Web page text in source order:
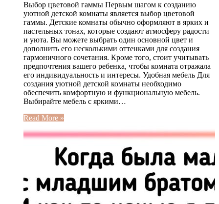
Выбор цветовой гаммы Первым шагом к созданию
уютной детской комнаты является выбор цветовой
гаммы. Детские комнаты обычно оформляют в ярких и
пастельных тонах, которые создают атмосферу радости
и уюта. Вы можете выбрать один основной цвет и
дополнить его несколькими оттенками для создания
гармоничного сочетания. Кроме того, стоит учитывать
предпочтения вашего ребенка, чтобы комната отражала
его индивидуальность и интересы. Удобная мебель Для
создания уютной детской комнаты необходимо
обеспечить комфортную и функциональную мебель.
Выбирайте мебель с яркими…
Read More »